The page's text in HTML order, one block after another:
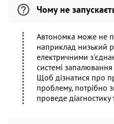
Чому не
Автономка може не
наприклад низький
електричними
системі запалювання
Щоб дізнатися про
проблему, потрібно
проведе діагностику